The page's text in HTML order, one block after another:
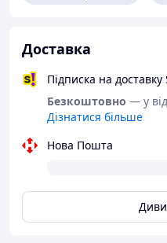
Доставка
Підписка на
Безкоштовно — у
Дізнатися більше
Нова Пошта